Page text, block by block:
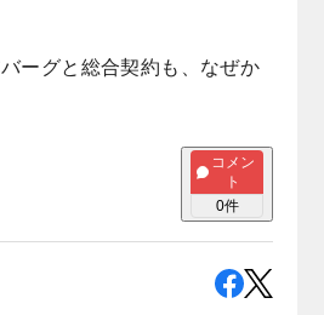
ーグと総合契約も、なぜか
コメン
ト
0件